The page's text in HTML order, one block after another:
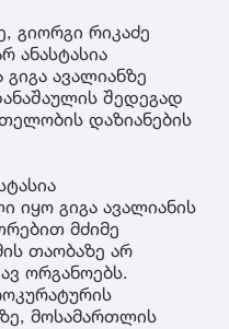
გიორგი რიკაძე
ანასტასია
ავალიანზე
შედეგად
დაზიანების
იყო გიგა ავალიანის
მძიმე
თაობაზე არ
ორგანოებს.
მოსამართლის